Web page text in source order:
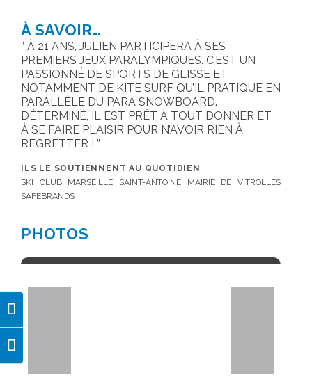
Passer en contraste élevé
Changer la taille de la police
À SAVOIR…
À 21 ANS, JULIEN PARTICIPERA À SES
PREMIERS JEUX PARALYMPIQUES. C’EST UN
PASSIONNÉ DE SPORTS DE GLISSE ET
NOTAMMENT DE KITE SURF QU’IL PRATIQUE EN
PARALLÈLE DU PARA SNOWBOARD.
DÉTERMINÉ, IL EST PRÊT À TOUT DONNER ET
À SE FAIRE PLAISIR POUR N’AVOIR RIEN À
REGRETTER !
ILS LE SOUTIENNENT AU QUOTIDIEN
SKI CLUB MARSEILLE SAINT-ANTOINE MAIRIE DE VITROLLES
SAFEBRANDS
PHOTOS